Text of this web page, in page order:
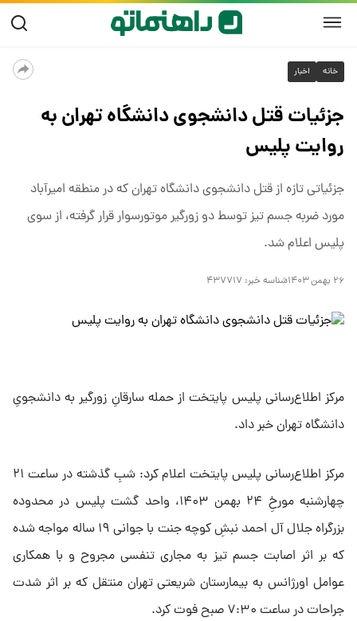
خانه اخبار
جزئیات قتل دانشجوی دانشگاه تهران به
روایت پلیس
جزئیاتی تازه از قتل دانشجوی دانشگاه تهران که در منطقه امیرآباد
مورد ضربه جسم تیز توسط دو زورگیر موتورسوار قرار گرفته، از سوی
پلیس اعلام شد.
۲۶ بهمن ۱۴۰۳ شناسه خبر: ۴۳۷۷۱۷
مرکز اطلاع‌رسانی پلیس پایتخت از حمله سارقانِ زورگیر به دانشجویِ
دانشگاه تهران خبر داد.
مرکز اطلاع‌رسانی پلیس پایتخت اعلام کرد: شبِ گذشته در ساعت ۲۱
چهارشنبه مورخِ ۲۴ بهمن ۱۴۰۳، واحد گشت پلیس در محدوده
بزرگراه جلال آل احمد نبشِ کوچه جنت با جوانی ۱۹ ساله مواجه شده
که بر اثر اصابت جسم تیز به مجاری تنفسی مجروح و با همکاری
عوامل اورژانس به بیمارستان شریعتی تهران منتقل که بر اثر شدت
جراحات در ساعت ۷:۳۰ صبح فوت کرد.